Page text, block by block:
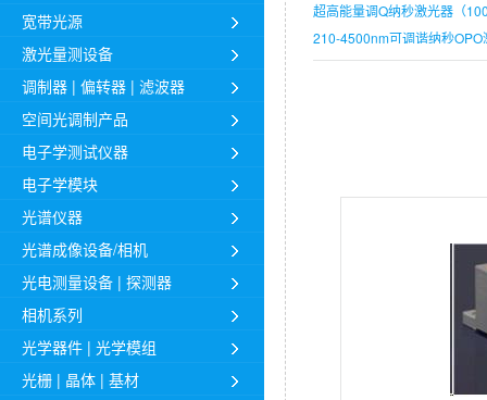
宽带光源
激光量测设备
调制器 | 偏转器 | 滤波器
空间光调制产品
电子学测试仪器
电子学模块
光谱仪器
光谱成像设备/相机
光电测量设备 | 探测器
相机系列
光学器件 | 光学模组
光栅 | 晶体 | 基材
超高能量调Q纳秒激光器（
210-4500nm可调谐纳秒OPO
447nm/671nm/1342nm 纳秒
波形可编程脉冲激光器（